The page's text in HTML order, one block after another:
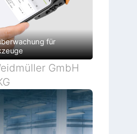
für
GmbH